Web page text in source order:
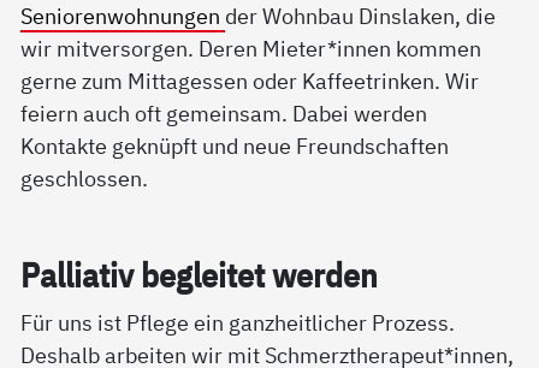
Seniorenwohnungen der Wohnbau Dinslaken, die
wir mitversorgen. Deren Mieter*innen kommen
gerne zum Mittagessen oder Kaffeetrinken. Wir
feiern auch oft gemeinsam. Dabei werden
Kontakte geknüpft und neue Freundschaften
geschlossen.
Pal­lia­tiv be­g­lei­tet wer­den
Für uns ist Pflege ein ganzheitlicher Prozess.
Deshalb arbeiten wir mit Schmerztherapeut*innen,